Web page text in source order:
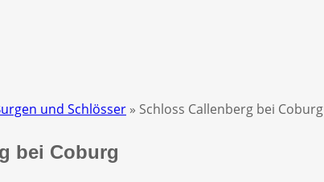
und Schlösser » Schloss Callenberg bei Coburg
bei Coburg